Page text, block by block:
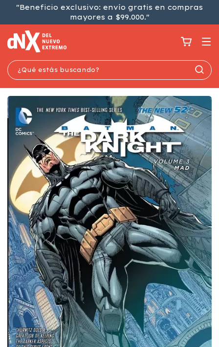
"Beneficio exclusivo: envío gratis en compras
mayores a $99.000."